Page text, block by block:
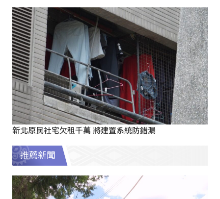
新北原民社宅欠租千萬 將建置系統防錯漏
推薦新聞